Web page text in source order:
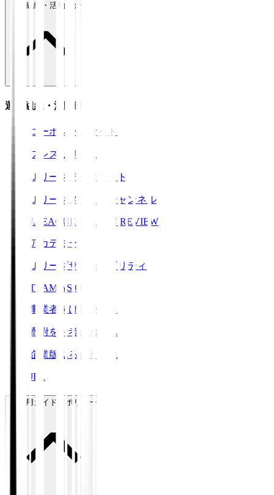
運営組織・活動紹介
運営組織・活動紹介
コーポレートサイト
プレスリリース
Ｊリーグデータサイト
Ｊリーグメディアチャンネル
J.LEAGUE SEASON REVIEW
アカデミー
Ｊリーグサステナビリティ
TEAM AS ONE
事業者向けサービス
寄附をお考えの方へ
企業版ふるさと納税
JFA
ご利用ガイド・ポリシー